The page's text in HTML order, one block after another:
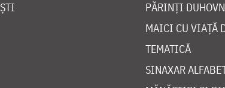
PĂRINȚI
MAICI CU VIAȚĂ
TEMATICĂ
SINAXAR